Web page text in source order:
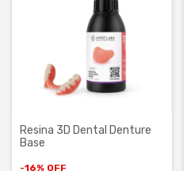
Resina 3D Dental Denture
Base
-16% OFF